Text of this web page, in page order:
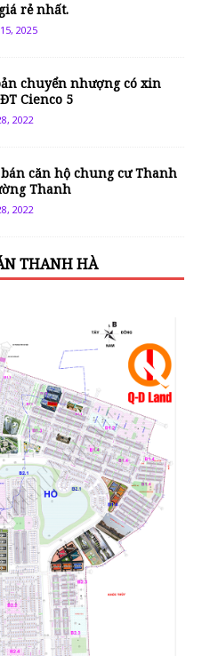
rẻ nhất.
2025
chuyển nhượng có xin
Cienco 5
2022
căn hộ chung cư Thanh
Thanh
2022
THANH HÀ